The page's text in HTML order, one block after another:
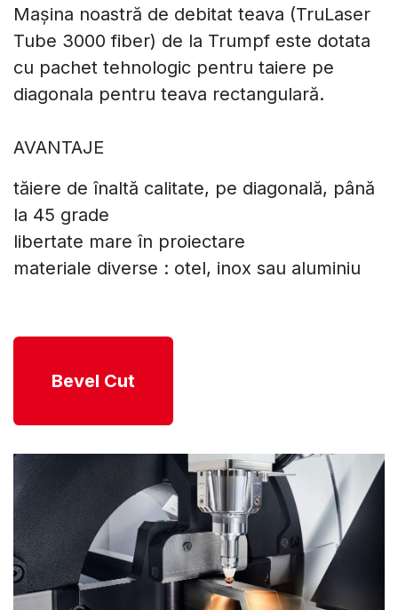
Mașina noastră de debitat teava (TruLaser
Tube 3000 fiber) de la Trumpf este dotata
cu pachet tehnologic ​pentru taiere pe
diagonala pentru teava rectangulară.
AVANTAJE ​
tăiere de înaltă calitate, pe diagonală, până
la 45 grade
libertate mare în proiectare
materiale diverse : otel, inox sau aluminiu
Bevel Cut